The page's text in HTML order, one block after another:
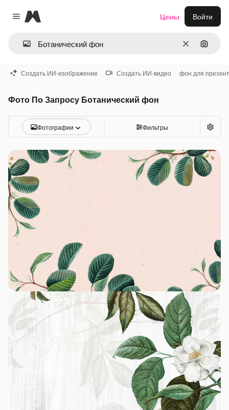
Close menu
Magnific
ОчиститьПоиск
Цены Войти
Создать ИИ-изображение Создать ИИ-видео фон для
Фото По Запросу Ботанический фон
Фотографии Фильтры